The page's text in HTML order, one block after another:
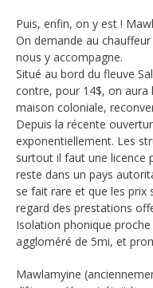
Puis, enfin, on y est !
On demande au
nous y accompagne.
Situé au bord du fleuve
contre, pour 14$, on aura
maison coloniale,
Depuis la récente
exponentiellement. Les
surtout il faut une licence
reste dans un pays
se fait rare et que les
regard des prestations
Isolation phonique
aggloméré de 5mi, et
Mawlamyine